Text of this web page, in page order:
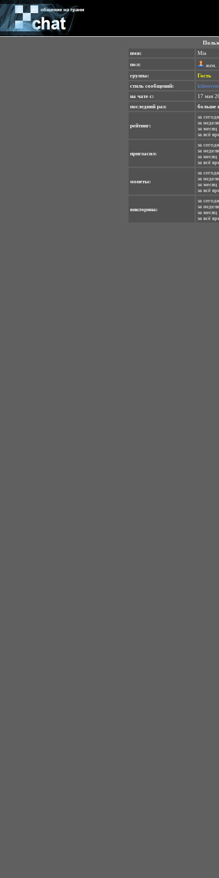
имя:
Mia
пол:
жен.
группа:
Гость
стиль сообщений:
на чате с:
17 мая
последний раз:
больше
рейтинг:
за
за
за
за всё
пригласил:
за
за
за
за всё
монеты:
за
за
за
за всё
викторина:
за
за
за
за всё